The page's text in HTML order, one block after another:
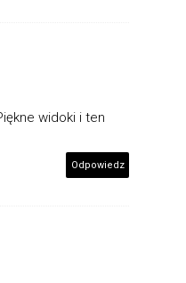
widoki i ten
Odpowiedz